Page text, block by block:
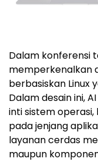
Dalam konferensi
memperkenalkan
berbasiskan Linux
Dalam desain ini,
inti sistem
pada jenjang
layanan cerdas
maupun